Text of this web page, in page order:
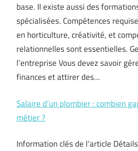
base. Il existe aussi des
spécialisées. Compétences
en horticulture, créativité, et
relationnelles sont essentielles.
l’entreprise Vous devez savoir
finances et attirer des…
Salaire d’un plombier : combien
métier ?
Information clés de l’article